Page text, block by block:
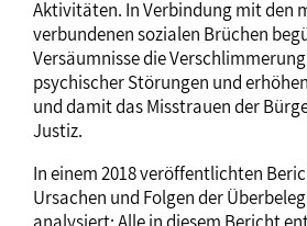
Aktivitäten. In Verbindung mit den
verbundenen sozialen Brüchen
Versäumnisse die
psychischer Störungen und
und damit das Misstrauen der
Justiz.
In einem 2018 veröffentlichten
Ursachen und Folgen der